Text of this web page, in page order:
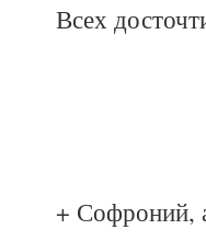
Всех
+ Софроний,